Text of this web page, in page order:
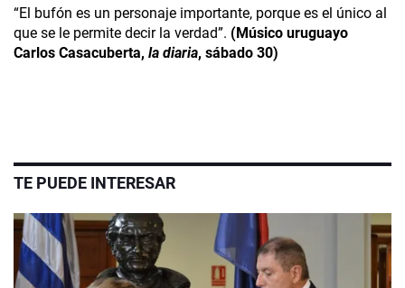
“El bufón es un personaje importante, porque es el único al
que se le permite decir la verdad”. (Músico uruguayo
Carlos Casacuberta, la diaria, sábado 30)
TE PUEDE INTERESAR